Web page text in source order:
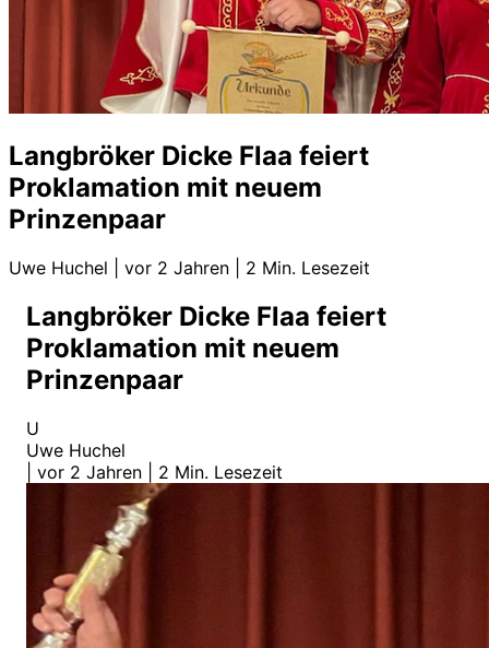
Langbröker Dicke Flaa feiert
Proklamation mit neuem
Prinzenpaar
Uwe Huchel vor 2 Jahren 2 Min. Lesezeit
Langbröker Dicke Flaa feiert
Proklamation mit neuem
Prinzenpaar
U
Uwe Huchel
vor 2 Jahren 2 Min. Lesezeit